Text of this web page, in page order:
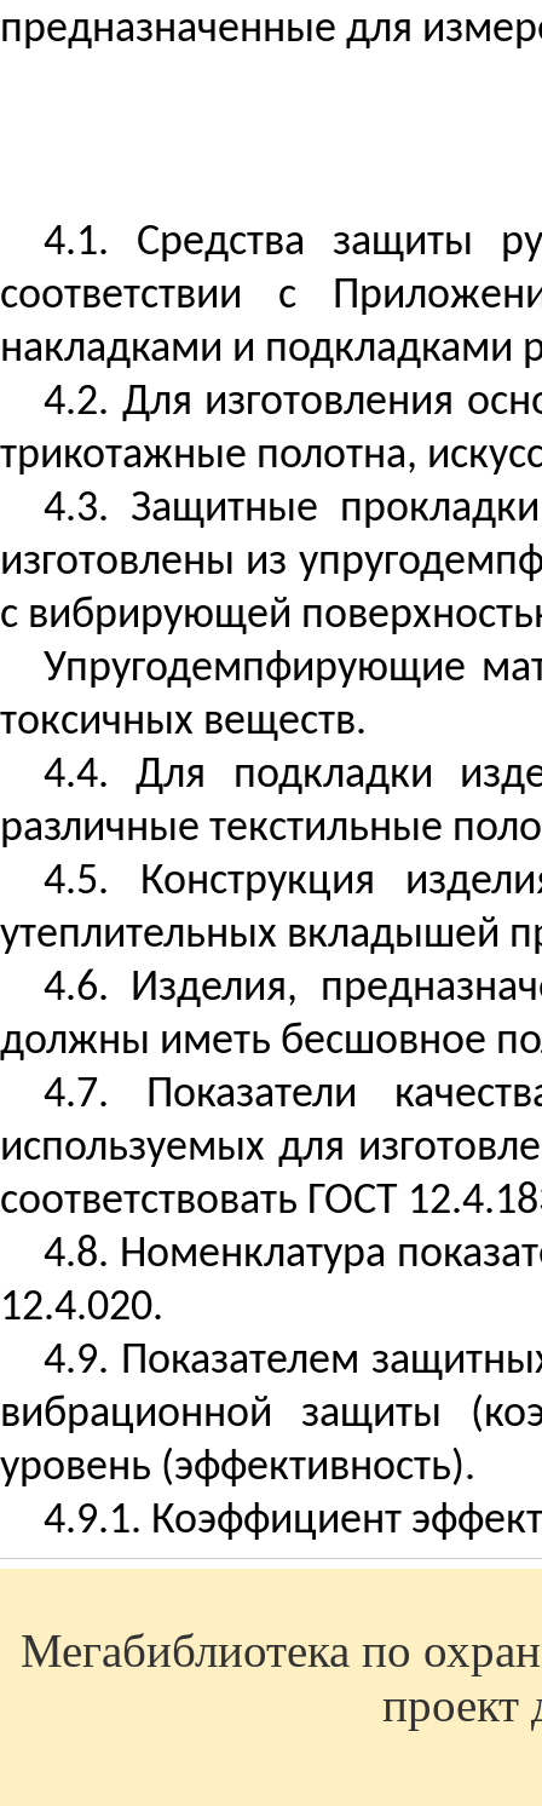
предназначенные для
4.1. Средства защиты
соответствии с
накладками и подкладками
4.2. Для изготовления
трикотажные полотна,
4.3. Защитные
изготовлены из
с вибрирующей
Упругодемпфирующие
токсичных веществ.
4.4. Для подкладки
различные текстильные
4.5. Конструкция
утеплительных вкладышей
4.6. Изделия,
должны иметь бесшовное
4.7. Показатели
используемых для
соответствовать ГОСТ
4.8. Номенклатура
12.4.020.
4.9. Показателем
вибрационной защиты
уровень (эффективность).
4.9.1. Коэффициент
Мегабиблиотека по
проект